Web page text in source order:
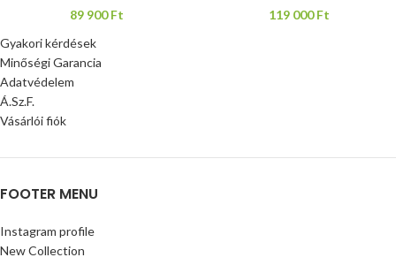
89 900Ft 119 000Ft
Gyakori kérdések
Minőségi Garancia
Adatvédelem
Á.Sz.F.
Vásárlói fiók
FOOTER MENU
Instagram profile
New Collection